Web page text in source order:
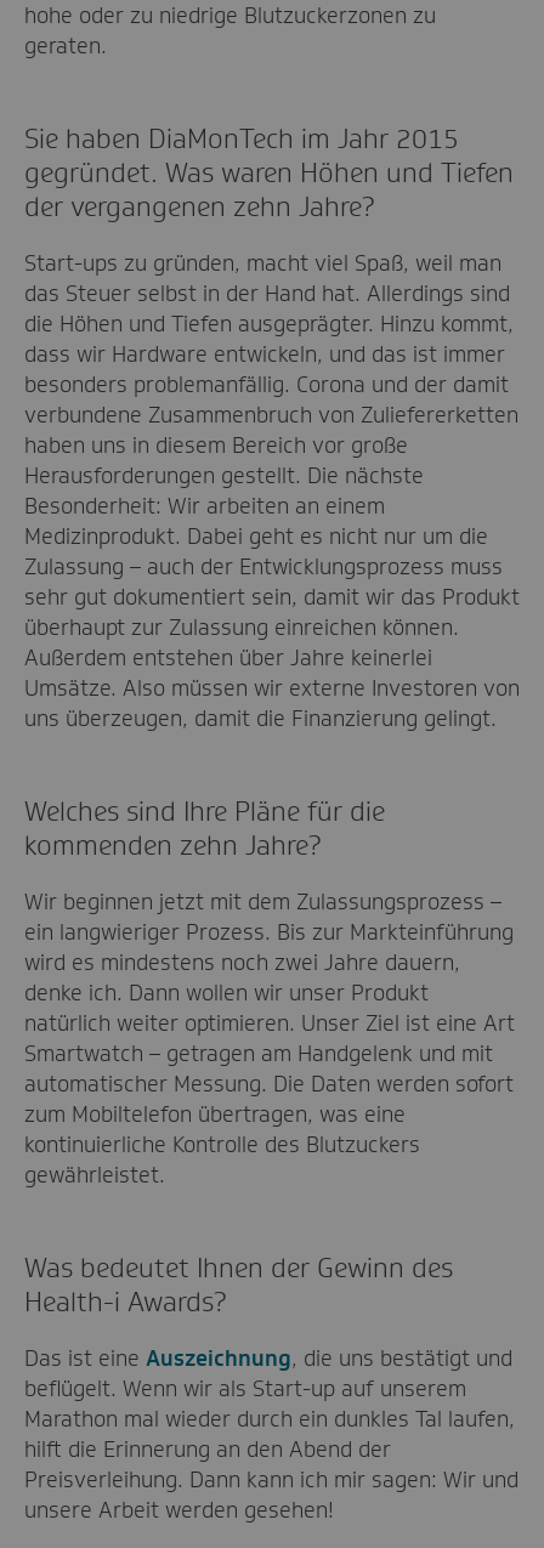
hohe oder zu niedrige Blutzuckerzonen zu
geraten.
Sie haben DiaMonTech im Jahr 2015
gegründet. Was waren Höhen und Tiefen
der vergangenen zehn Jahre?
Start-ups zu gründen, macht viel Spaß, weil man
das Steuer selbst in der Hand hat. Allerdings sind
die Höhen und Tiefen ausgeprägter. Hinzu kommt,
dass wir Hardware entwickeln, und das ist immer
besonders problemanfällig. Corona und der damit
verbundene Zusammenbruch von Zuliefererketten
haben uns in diesem Bereich vor große
Herausforderungen gestellt. Die nächste
Besonderheit: Wir arbeiten an einem
Medizinprodukt. Dabei geht es nicht nur um die
Zulassung – auch der Entwicklungsprozess muss
sehr gut dokumentiert sein, damit wir das Produkt
überhaupt zur Zulassung einreichen können.
Außerdem entstehen über Jahre keinerlei
Umsätze. Also müssen wir externe Investoren von
uns überzeugen, damit die Finanzierung gelingt.
Welches sind Ihre Pläne für die
kommenden zehn Jahre?
Wir beginnen jetzt mit dem Zulassungsprozess –
ein langwieriger Prozess. Bis zur Markteinführung
wird es mindestens noch zwei Jahre dauern,
denke ich. Dann wollen wir unser Produkt
natürlich weiter optimieren. Unser Ziel ist eine Art
Smartwatch – getragen am Handgelenk und mit
automatischer Messung. Die Daten werden sofort
zum Mobiltelefon übertragen, was eine
kontinuierliche Kontrolle des Blutzuckers
gewährleistet.
Was bedeutet Ihnen der Gewinn des
Health-i Awards?
Das ist eine Auszeichnung, die uns bestätigt und
beflügelt. Wenn wir als Start-up auf unserem
Marathon mal wieder durch ein dunkles Tal laufen,
hilft die Erinnerung an den Abend der
Preisverleihung. Dann kann ich mir sagen: Wir und
unsere Arbeit werden gesehen!